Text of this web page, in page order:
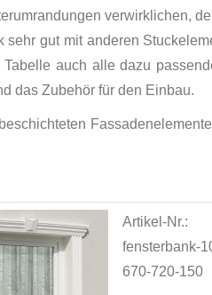
verwirklichen,
gut mit anderen
auch alle dazu
das Zubehör für den Einbau.
Artikel-Nr.:
fensterbank-
670-720-150